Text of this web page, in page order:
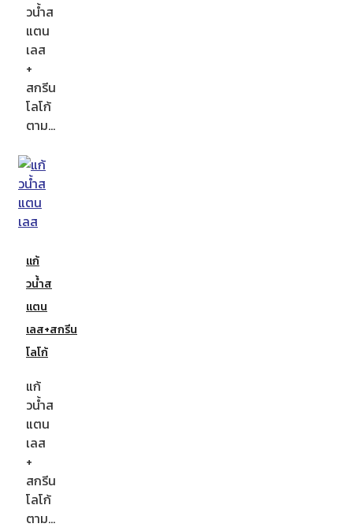
วน้ำส
แตน
เลส
+
สกรีน
โลโก้
ตาม…
แก้
วน้ำส
แตน
เลส+สกรีน
โลโก้
แก้
วน้ำส
แตน
เลส
+
สกรีน
โลโก้
ตาม…